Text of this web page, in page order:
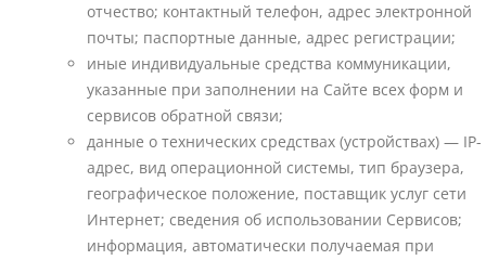
отчество; контактный телефон, адрес электронной
почты; паспортные данные, адрес регистрации;
иные индивидуальные средства коммуникации,
указанные при заполнении на Сайте всех форм и
сервисов обратной связи;
данные о технических средствах (устройствах) — IP-
адрес, вид операционной системы, тип браузера,
географическое положение, поставщик услуг сети
Интернет; сведения об использовании Сервисов;
информация, автоматически получаемая при